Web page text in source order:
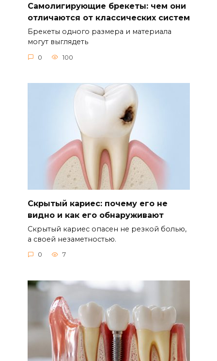
Самолигирующие брекеты: чем они
отличаются от классических систем
Брекеты одного размера и материала
могут выглядеть
0 100
Скрытый кариес: почему его не
видно и как его обнаруживают
Скрытый кариес опасен не резкой болью,
а своей незаметностью.
0 7